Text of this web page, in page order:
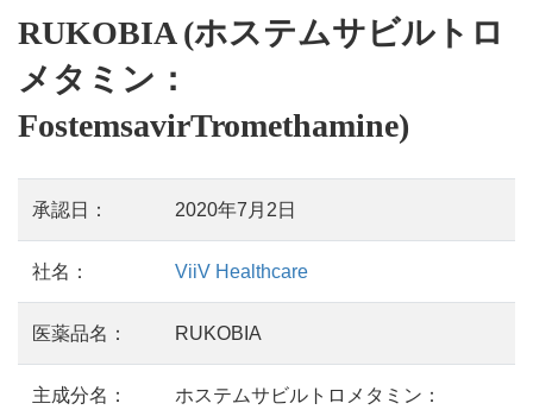
RUKOBIA (ホステムサビルトロ
メタミン：
FostemsavirTromethamine)
承認日： 2020年7月2日
社名： ViiV Healthcare
医薬品名： RUKOBIA
主成分名：
ホステムサビルトロメタミン：